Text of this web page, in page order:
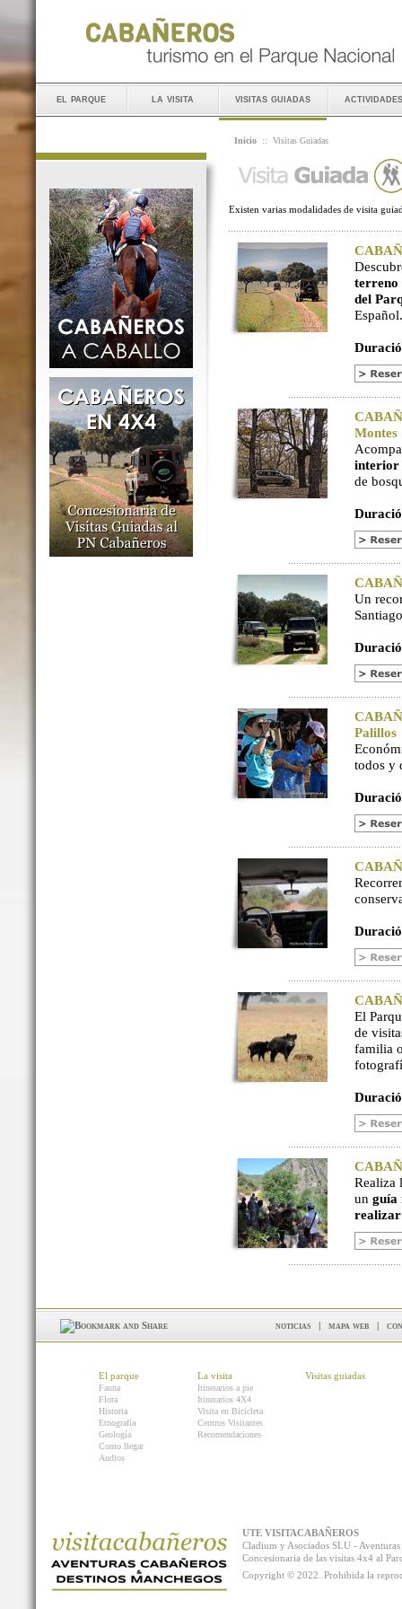
el parque la visita visitas guiadas actividades
Inicio :: Visitas Guiadas
Existen varias modalidades de visita
terreno
del
Español.
Montes
interior
de
Un
Palillos
todos y
El
de
familia
Realiza
un guía
noticias | mapa web |
El parque
Fauna
Flora
Historia
Etnografía
Geología
Como llegar
Audios
La visita
Itinerarios a pie
Itinerarios 4X4
Visita en Bicicleta
Centros Visitantes
Recomendaciones
Visitas guiadas
UTE VISITACABAÑEROS
Cladium y Asociados SLU -
Concesionaria de las visitas 4x4 al
Copyright © 2022. Prohibida la